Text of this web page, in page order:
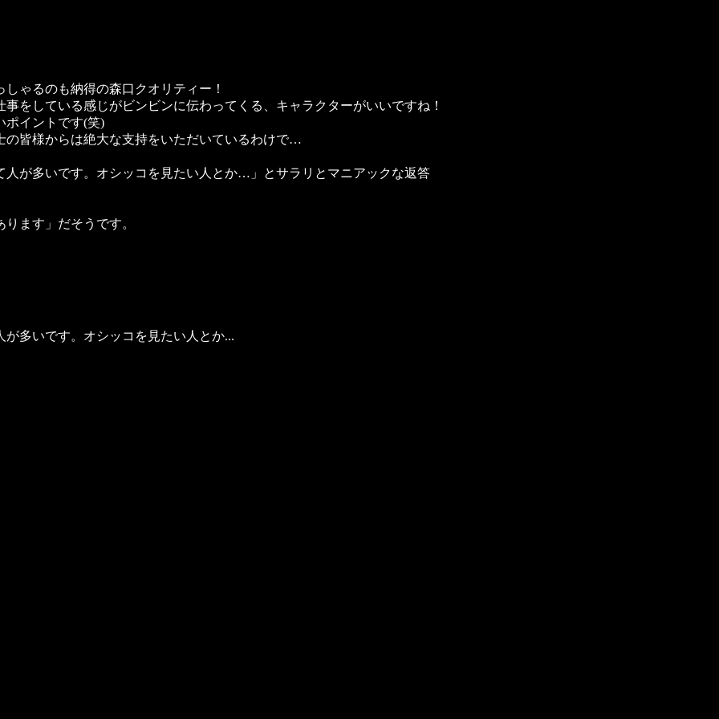
ゃるのも納得の森口クオリティー！
をしている感じがビンビンに伝わってくる、キャラクターがいいですね！
ポイントです(笑)
の皆様からは絶大な支持をいただいているわけで…
人が多いです。オシッコを見たい人とか…」とサラリとマニアックな返答
ます」だそうです。
多いです。オシッコを見たい人とか...